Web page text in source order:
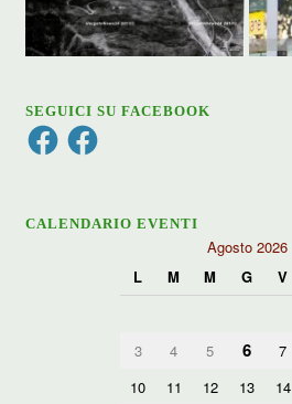
SEGUICI SU FACEBOOK
FacebookFacebook
CALENDARIO EVENTI
Agosto 2026
L
M M G V
3
4 5 6 7
10
11 12 13 14